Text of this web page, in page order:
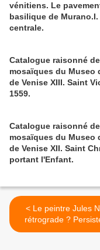
vénitiens. Le
basilique de
centrale.
Catalogue raisonné
mosaïques du Museo
de Venise XIII. Saint
1559.
Catalogue raisonné
mosaïques du Museo
de Venise XII. Saint
portant l'Enfant.
< Le peintre Jules Noël
rétrograde ?
signe à Quimper